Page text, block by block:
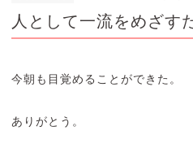
人として一流をめざ
今朝も目覚めることができた。
ありがとう。